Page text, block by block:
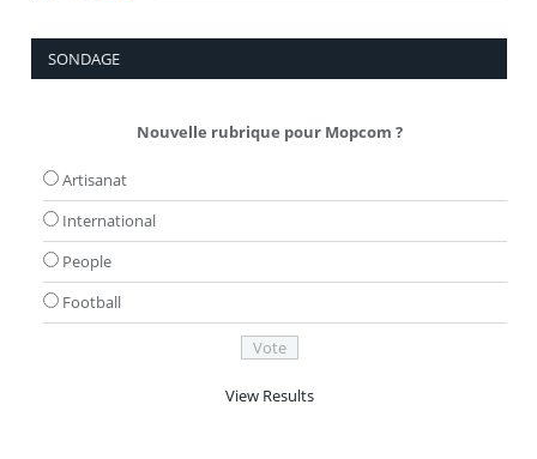
SONDAGE
Nouvelle rubrique pour Mopcom ?
Artisanat
International
People
Football
View Results